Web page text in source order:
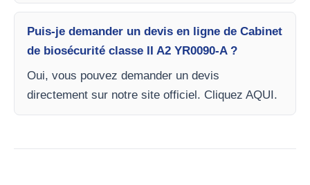
Puis-je demander un devis en ligne de Cabinet
de biosécurité classe II A2 YR0090-A ?
Oui, vous pouvez demander un devis
directement sur notre site officiel. Cliquez AQUI.